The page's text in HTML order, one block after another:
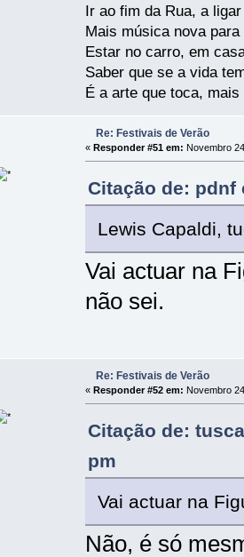
Ir ao fim da Rua, a
Mais música nova
Estar no carro, em
Saber que se a vida
É a arte que toca,
Re: Festivais de Verão
« Responder #51 em: Novembro
Citação de: pdnf
Lewis Capaldi,
Vai actuar na
não sei.
Re: Festivais de Verão
« Responder #52 em: Novembro
Citação de:
pm
Vai actuar na
Não, é só